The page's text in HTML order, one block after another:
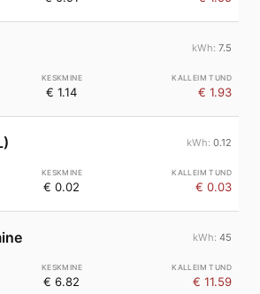
7.5
€ 1.14 € 1.93
0.12
€ 0.02 € 0.03
45
€ 6.82 € 11.59